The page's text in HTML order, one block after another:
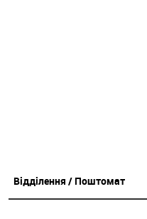
Відділення / Поштомат